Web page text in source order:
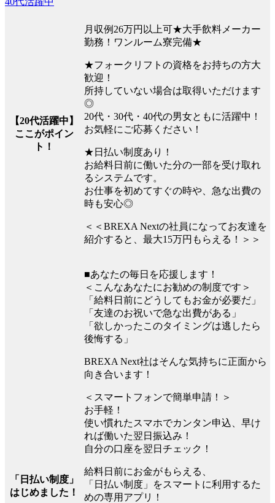
【20代活躍中】
ここがポイン
ト！
月収例26万円以上可★大手飲料メーカー
勤務！ワンルーム寮完備★
★フォークリフトの資格をお持ちの方大
歓迎！
所持していない場合は取得いただけます
◎
20代・30代・40代の男女ともに活躍中！
お気軽にご応募ください！
★日払い制度あり！
お給料日前に働いた分の一部を受け取れ
るシステムです。
お仕事を初めてすぐの時や、急な出費の
時も安心◎
＜＜BREXA Nextの社員になってお友達を
紹介すると、最大15万円もらえる！＞＞
「日払い制度」
はじめました！
■あなたの毎日を応援します！
＜こんなあなたにお勧めの制度です＞
「給料日前にどうしてもお金が必要だ」
「友達のお祝いで急な出費がある」
「欲しかったこのタイミングは逃したら
後悔する」
BREXA Next社はそんな気持ちに正面から
向き合います！
＜スマートフォンで簡単申請！＞
お手軽！
使い慣れたスマホでカンタン申込、早け
れば働いた翌日振込み！
自分の口座を翌日チェック！
給料日前にお金がもらえる、
「日払い制度」をスマートに利用するた
めの専用アプリ！